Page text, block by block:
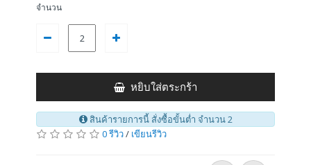
จำนวน
หยิบใส่ตระกร้า
สินค้ารายการนี้ สั่งซื้อขั้นต่ำ จำนวน 2
0 รีวิว/ เขียนรีวิว